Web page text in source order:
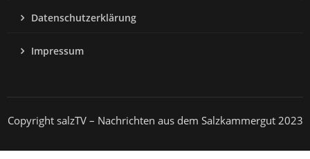
Datenschutzerklärung
Impressum
Copyright salzTV – Nachrichten aus dem Salzkammergut 2023